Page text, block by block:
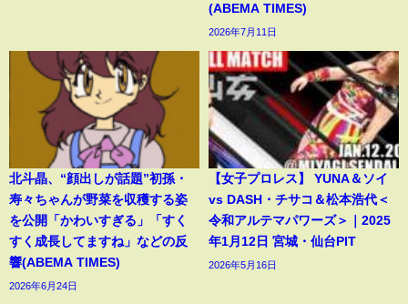
(ABEMA TIMES)
2026年7月11日
北斗晶、“顔出しが話題”初孫・
寿々ちゃんが野菜を収穫する姿
を公開「かわいすぎる」「すく
すく成長してますね」などの反
響(ABEMA TIMES)
2026年6月24日
【女子プロレス】 YUNA＆ソイ
vs DASH・チサコ＆松本浩代＜
令和アルテマパワーズ＞｜2025
年1月12日 宮城・仙台PIT
2026年5月16日